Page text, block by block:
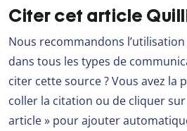
Citer cet article
Nous recommandons
dans tous les types de
citer cette source ? Vous avez la
coller la citation ou de cliquer
article » pour ajouter